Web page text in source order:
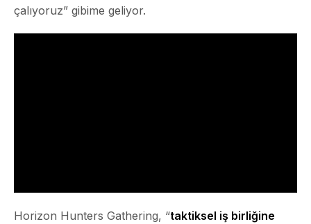
çalıyoruz” gibime geliyor.
Horizon Hunters Gathering, “taktiksel iş birliğine